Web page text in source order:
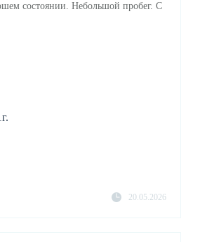
состоянии. Небольшой пробег. С
20.05.2026